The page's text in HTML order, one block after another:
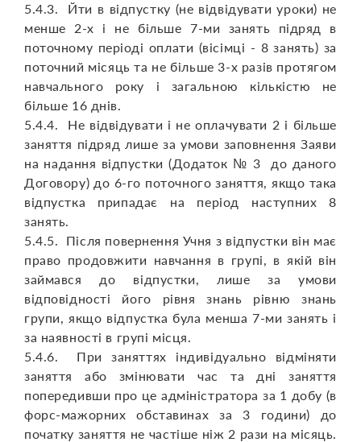
5.4.3. Йти в відпустку (не відвідувати уроки) не
менше 2-х і не більше 7-ми занять підряд в
поточному періоді оплати (вісімці - 8 занять) за
поточний місяць та не більше 3-х разів протягом
навчального року і загальною кількістю не
більше 16 днів.
5.4.4. Не відвідувати і не оплачувати 2 і більше
заняття підряд лише за умови заповнення Заяви
на надання відпустки (Додаток № 3 до даного
Договору) до 6-го поточного заняття, якщо така
відпустка припадає на період наступних 8
занять.
5.4.5. Після повернення Учня з відпустки він має
право продовжити навчання в групі, в якій він
займався до відпустки, лише за умови
відповідності його рівня знань рівню знань
групи, якщо відпустка була менша 7-ми занять і
за наявності в групі місця.
5.4.6. При заняттях індивідуально відміняти
заняття або змінювати час та дні заняття
попередивши про це адміністратора за 1 добу (в
форс-мажорних обставинах за 3 години) до
початку заняття не частіше ніж 2 рази на місяць.